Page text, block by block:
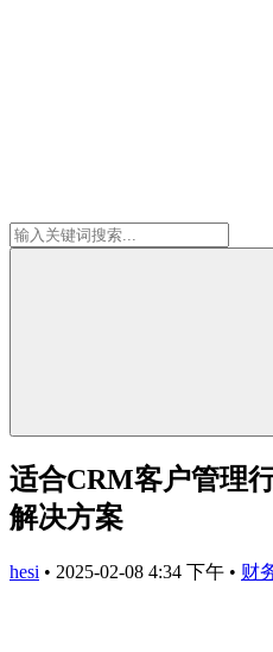
适合CRM客户管理
解决方案
hesi • 2025-02-08 4:34 下午 • 财